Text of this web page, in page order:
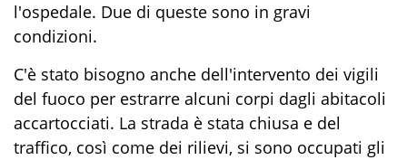
l'ospedale. Due di queste sono in gravi
condizioni.
C'è stato bisogno anche dell'intervento dei vigili
del fuoco per estrarre alcuni corpi dagli abitacoli
accartocciati. La strada è stata chiusa e del
traffico, così come dei rilievi, si sono occupati gli